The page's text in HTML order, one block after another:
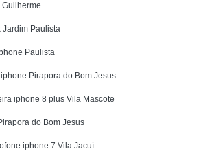
Jardim Paulista
Paulista
Pirapora do Bom Jesus
iphone 8 plus Vila Mascote
do Bom Jesus
iphone 7 Vila Jacuí